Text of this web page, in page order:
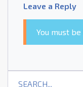
Leave a Reply
You must be